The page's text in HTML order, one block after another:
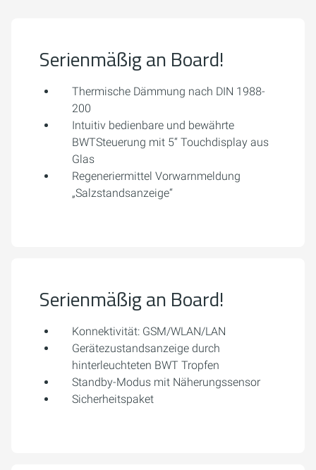
Serienmäßig an Board!
Thermische Dämmung nach DIN 1988-
200
Intuitiv bedienbare und bewährte
BWTSteuerung mit 5“ Touchdisplay aus
Glas
Regeneriermittel Vorwarnmeldung
„Salzstandsanzeige“
Serienmäßig an Board!
Konnektivität: GSM/WLAN/LAN
Gerätezustandsanzeige durch
hinterleuchteten BWT Tropfen
Standby-Modus mit Näherungssensor
Sicherheitspaket